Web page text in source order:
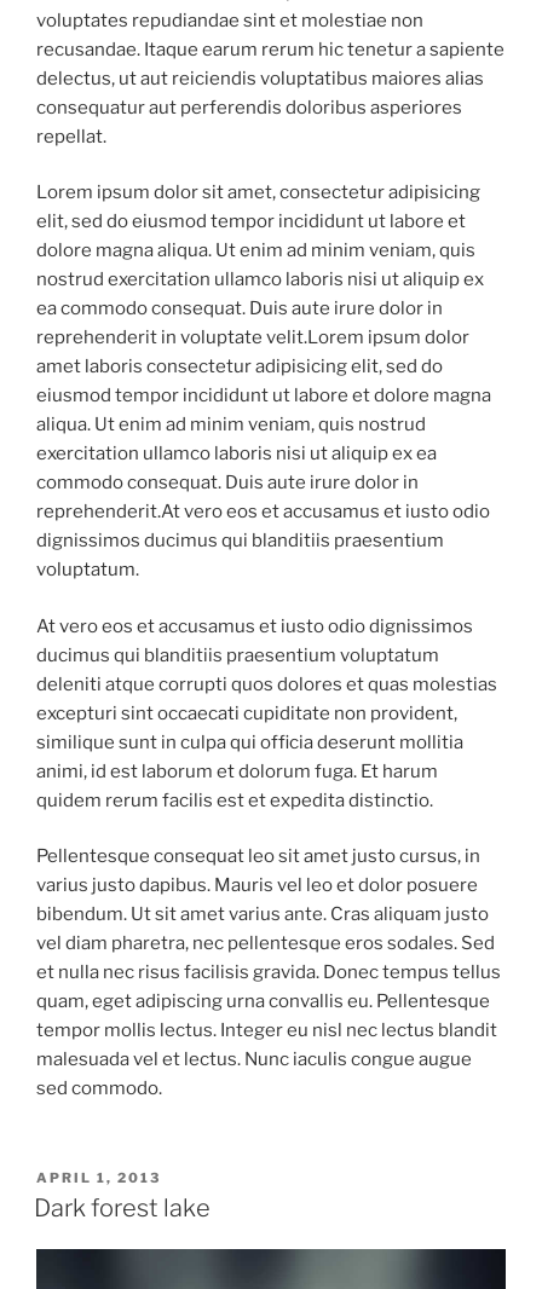
voluptates repudiandae sint et molestiae non
recusandae. Itaque earum rerum hic tenetur a sapiente
delectus, ut aut reiciendis voluptatibus maiores alias
consequatur aut perferendis doloribus asperiores
repellat.
Lorem ipsum dolor sit amet, consectetur adipisicing
elit, sed do eiusmod tempor incididunt ut labore et
dolore magna aliqua. Ut enim ad minim veniam, quis
nostrud exercitation ullamco laboris nisi ut aliquip ex
ea commodo consequat. Duis aute irure dolor in
reprehenderit in voluptate velit.Lorem ipsum dolor
amet laboris consectetur adipisicing elit, sed do
eiusmod tempor incididunt ut labore et dolore magna
aliqua. Ut enim ad minim veniam, quis nostrud
exercitation ullamco laboris nisi ut aliquip ex ea
commodo consequat. Duis aute irure dolor in
reprehenderit.At vero eos et accusamus et iusto odio
dignissimos ducimus qui blanditiis praesentium
voluptatum.
At vero eos et accusamus et iusto odio dignissimos
ducimus qui blanditiis praesentium voluptatum
deleniti atque corrupti quos dolores et quas molestias
excepturi sint occaecati cupiditate non provident,
similique sunt in culpa qui officia deserunt mollitia
animi, id est laborum et dolorum fuga. Et harum
quidem rerum facilis est et expedita distinctio.
Pellentesque consequat leo sit amet justo cursus, in
varius justo dapibus. Mauris vel leo et dolor posuere
bibendum. Ut sit amet varius ante. Cras aliquam justo
vel diam pharetra, nec pellentesque eros sodales. Sed
et nulla nec risus facilisis gravida. Donec tempus tellus
quam, eget adipiscing urna convallis eu. Pellentesque
tempor mollis lectus. Integer eu nisl nec lectus blandit
malesuada vel et lectus. Nunc iaculis congue augue
sed commodo.
VERÖFFENTLICHT
AM
APRIL 1, 2013
Dark forest lake